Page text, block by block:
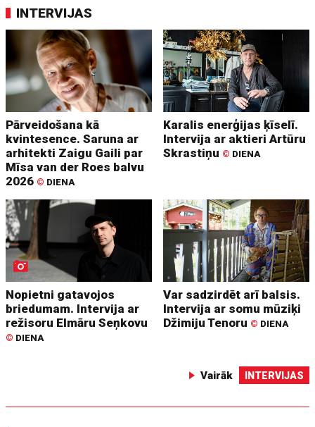
INTERVIJAS
Pārveidošana kā
kvintesence. Saruna ar
arhitekti Zaigu Gaili par
Mīsa van der Roes balvu
2026 © DIENA
Karalis enerģijas ķīselī.
Intervija ar aktieri Artūru
Skrastiņu © DIENA
Nopietni gatavojos
briedumam. Intervija ar
režisoru Elmāru Seņkovu
© DIENA
Var sadzirdēt arī balsis.
Intervija ar somu mūziķi
Džimiju Tenoru © DIENA
Vairāk INTERVIJAS